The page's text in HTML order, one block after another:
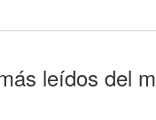
leídos del